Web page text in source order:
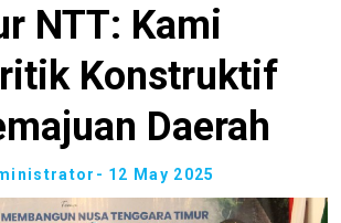
NTT: Kami
Konstruktif
Daerah
- 12 May 2025